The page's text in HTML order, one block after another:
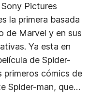
Pictures
la primera basada
de Marvel y en sus
Ya esta en
de Spider-
primeros cómics de
Spider-man, que…